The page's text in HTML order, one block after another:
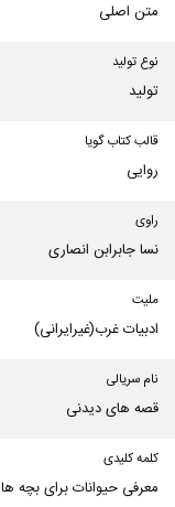
متن اصلی
نوع تولید
تولید
قالب کتاب گویا
روایی
راوی
نسا جابرابن انصاری
ملیت
ادبیات غرب(غیرایرانی)
نام سریالی
قصه های دیدنی
کلمه کلیدی
معرفی حیوانات برای بچه ها